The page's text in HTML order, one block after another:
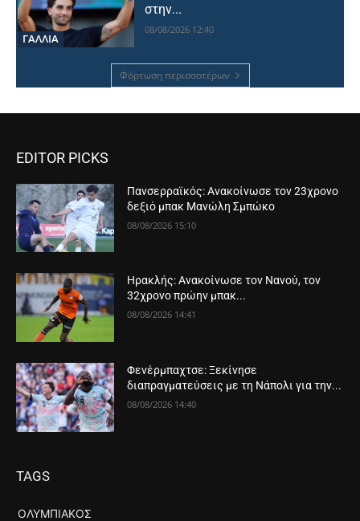
ΓΑΛΛΙΑ
στην...
08/08/2026 12:40
Φόρτωση περισσοτέρων
EDITOR PICKS
Πανσερραϊκός: Ανακοίνωσε τον 23χρονο
δεξιό μπακ Μανώλη Σμπώκο
08/08/2026 15:10
Ηρακλής: Ανακοίνωσε τον Νανού, τον
32χρονο πρώην μπακ...
08/08/2026 14:41
Φενέρμπαχτσε: Ξεκίνησε
διαπραγματεύσεις με τη Νάπολι για την...
08/08/2026 14:40
TAGS
ΟΛΥΜΠΙΑΚΌΣ